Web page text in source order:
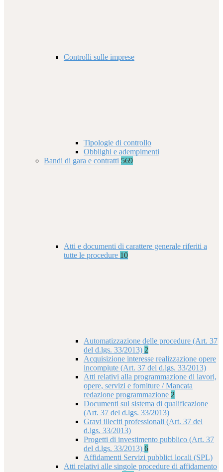
Controlli sulle imprese
Tipologie di controllo
Obblighi e adempimenti
Bandi di gara e contratti 569
Atti e documenti di carattere generale riferiti a
tutte le procedure 10
Automatizzazione delle procedure (Art. 37
del d.lgs. 33/2013) 2
Acquisizione interesse realizzazione opere
incompiute (Art. 37 del d.lgs. 33/2013)
Atti relativi alla programmazione di lavori,
opere, servizi e forniture / Mancata
redazione programmazione 2
Documenti sul sistema di qualificazione
(Art. 37 del d.lgs. 33/2013)
Gravi illeciti professionali (Art. 37 del
d.lgs. 33/2013)
Progetti di investimento pubblico (Art. 37
del d.lgs. 33/2013) 6
Affidamenti Servizi pubblici locali (SPL)
Atti relativi alle singole procedure di affidamento